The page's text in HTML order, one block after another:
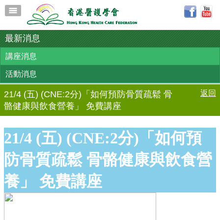
最新消息
講座消息
活動消息
21/4 (五) (CNE:2分)「如何預防骨質疏鬆 骨
骼健康與飲食營養」 免費講座
返回
21/4 (五) (CNE:2分)「如何預
防骨質疏鬆 骨骼健康與飲食營
養」 免費講座